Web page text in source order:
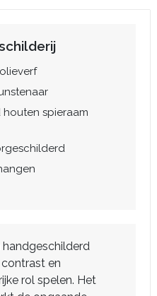
spieraam
handgeschilderd
en
rol spelen. Het